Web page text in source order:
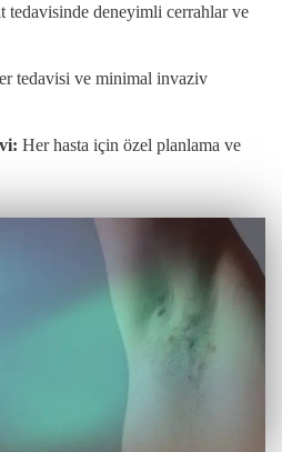
tedavisinde deneyimli cerrahlar ve
tedavisi ve minimal invaziv
Her hasta için özel planlama ve